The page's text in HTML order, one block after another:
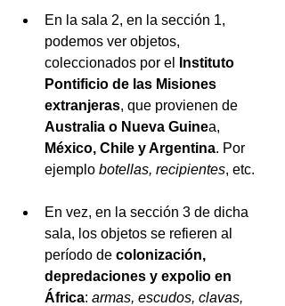
En la sala 2, en la sección 1,
podemos ver objetos,
coleccionados por el
Instituto
Pontificio de las Misiones
extranjeras, que provienen de
Australia o Nueva Guinea,
México, Chile y Argentina. Por
ejemplo botellas, recipientes, etc.
En vez, en la sección 3 de dicha
sala, los objetos se refieren al
período de colonización,
depredaciones y expolio en
África: armas, escudos, clavas,